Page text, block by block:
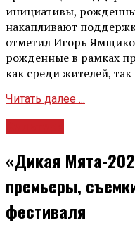
инициативы,
накапливают
отметил Игорь
рожденные в рамках
как среди жителей,
Читать далее ...
«Дикая Мята-
премьеры,
фестиваля